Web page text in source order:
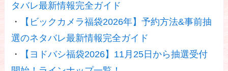
タバレ最新情報完全ガイド
・
【ビックカメラ福袋2026年】予約方法&事前抽
選のネタバレ最新情報完全ガイド
・
【ヨドバシ福袋2026】11月25日から抽選受付